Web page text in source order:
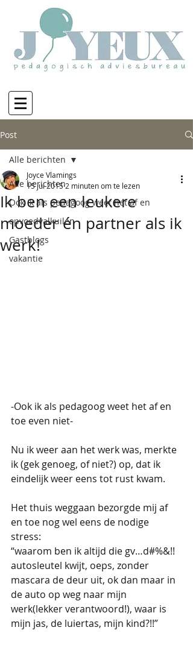
Post
Alle berichten
Ook ik als pedagoog weet het af en
opvoedvalkuilen
Gastblogs
vakantie
Alle berichten
Ik ben een leukere
moeder én partner als ik
werk!
Joyce Vlamings
15 jul 2015 2 minuten om te lezen
-Ook ik als pedagoog weet het af en
toe even niet-
Nu ik weer aan het werk was, merkte
ik (gek genoeg, of niet?) op, dat ik
eindelijk weer eens tot rust kwam.
Het thuis weggaan bezorgde mij af
en toe nog wel eens de nodige
stress:
“waarom ben ik altijd die gv…d#%&!!
autosleutel kwijt, oeps, zonder
mascara de deur uit, ok dan maar in
de auto op weg naar mijn
werk(lekker verantwoord!), waar is
mijn jas, de luiertas, mijn kind?!!”